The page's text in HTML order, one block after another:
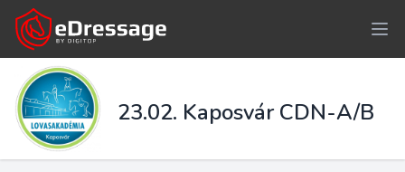
23.02. Kaposvár CDN-A/B